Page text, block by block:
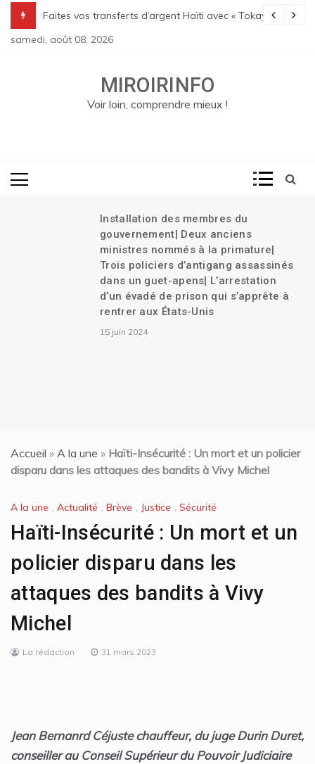
content
Le bilan des massacres de Pont Sondé s’alourdit| La
Faites vos transferts d’argent Haïti avec « Tokay »
samedi, août 08, 2026
MIROIRINFO
Voir loin, comprendre mieux !
Installation des membres du
gouvernement| Deux anciens
ministres nommés à la primature|
Trois policiers d’antigang assassinés
dans un guet-apens| L’arrestation
d’un évadé de prison qui s’apprête à
rentrer aux États-Unis
15 juin 2024
Accueil » A la une » Haïti-Insécurité : Un mort et un policier
disparu dans les attaques des bandits à Vivy Michel
A la une , Actualité , Brève , Justice , Sécurité
Haïti-Insécurité : Un mort et un
policier disparu dans les
attaques des bandits à Vivy
Michel
La rédaction 31 mars 2023
Jean Bernanrd Céjuste chauffeur, du juge Durin Duret,
conseiller au Conseil Supérieur du Pouvoir Judiciaire